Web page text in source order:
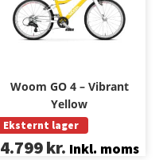
Woom GO 4 – Vibrant
Yellow
Eksternt lager
4.799kr. Inkl. moms